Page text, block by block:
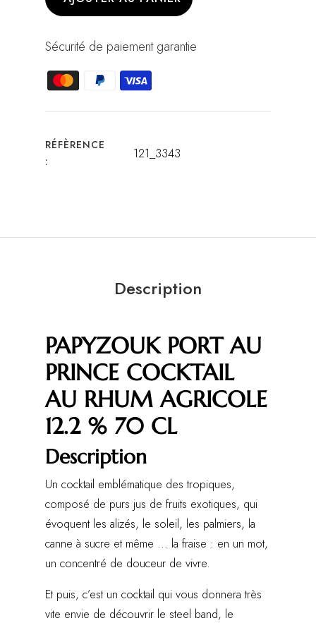
Sécurité de paiement garantie
RÉFÈRENCE
:
121_3343
Description
PAPYZOUK PORT AU
PRINCE COCKTAIL
AU RHUM AGRICOLE
12.2 % 70 CL
Description
Un cocktail emblématique des tropiques,
composé de purs jus de fruits exotiques, qui
évoquent les alizés, le soleil, les palmiers, la
canne à sucre et même ... la fraise : en un mot,
un concentré de douceur de vivre.
Et puis, c’est un cocktail qui vous donnera très
vite envie de découvrir le steel band, le